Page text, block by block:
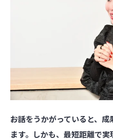
――お話をうかがっていると、
ます。しかも、最短距離で